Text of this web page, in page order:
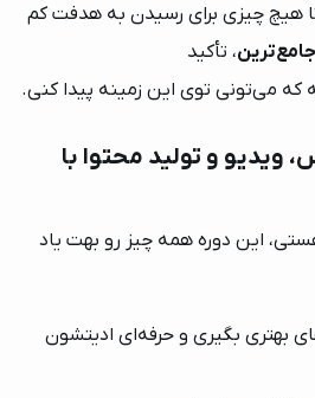
هیچ چیزی برای رسیدن به هدفت کم
جامع‌ترین، تأکید
که می‌تونی توی این زمینه پیدا کنی.
ویدیو و تولید محتوا با
یکی از این 2 تا هستی، این دوره همه چیز رو بهت یاد
بهتری بگیری و حرفه‌ای ادیتشون